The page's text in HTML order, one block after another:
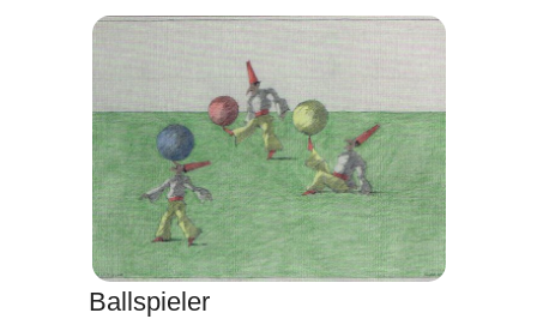
Ballspieler